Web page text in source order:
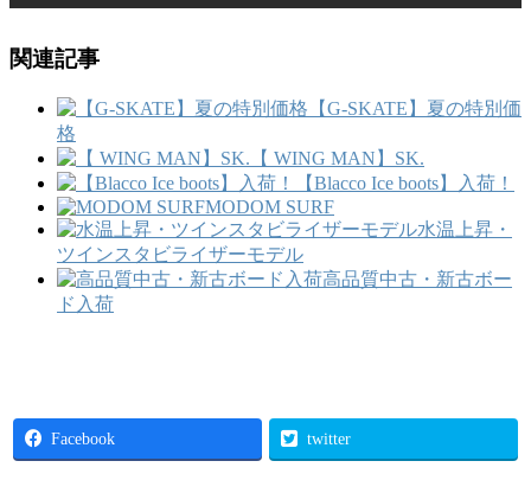
関連記事
【G-SKATE】夏の特別価
格
【 WING MAN】SK.
【Blacco Ice boots】入荷！
MODOM SURF
水温上昇・
ツインスタビライザーモデル
高品質中古・新古ボー
ド入荷
Facebook twitter